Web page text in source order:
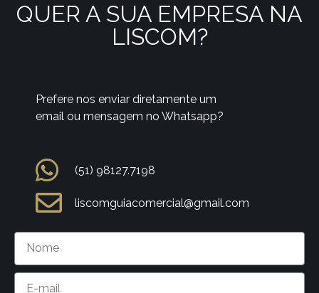
QUER A SUA EMPRESA NA
LISCOM?
Prefere nos enviar diretamente um
email ou mensagem no Whatsapp?
(51) 98127.7198
liscomguiacomercial@gmail.com